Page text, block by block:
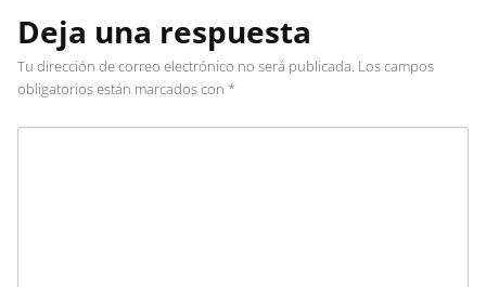
Deja una respuesta
Tu dirección de correo electrónico no será publicada. Los campos
obligatorios están marcados con *